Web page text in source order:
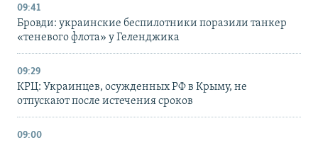
09:41
Бровди: украинские беспилотники поразили танкер
«теневого флота» у Геленджика
09:29
КРЦ: Украинцев, осужденных РФ в Крыму, не
отпускают после истечения сроков
09:00